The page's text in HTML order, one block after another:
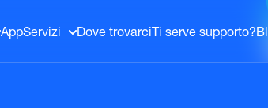
AppServizi Dove trovarci Ti serve supporto?